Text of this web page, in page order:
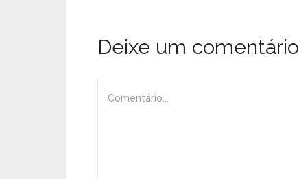
Deixe um comentário